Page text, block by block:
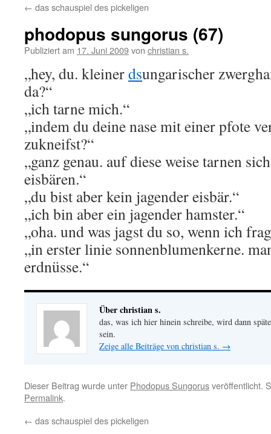
← das schauspiel des pickeligen
phodopus sungorus (67)
Publiziert am 17. Juni 2009von christian s.
„hey, du. kleinerdsungarischer
da?“
„ich tarne mich.“
„indem du deine nase mit einer pfote
zukneifst?“
„ganz genau. auf diese weise tarnen
eisbären.“
„du bist aber kein jagender eisbär.“
„ich bin aber ein jagender hamster.“
„oha. und was jagst du so, wenn ich
„in erster linie sonnenblumenkerne.
erdnüsse.“
Über christian s.
das, was ich hier hinein schreibe, wird dann
sein.
Zeige alle Beiträge von christian s. →
Dieser Beitrag wurde unter Phodopus Sungorusveröffentlicht.
Permalink.
← das schauspiel des pickeligen